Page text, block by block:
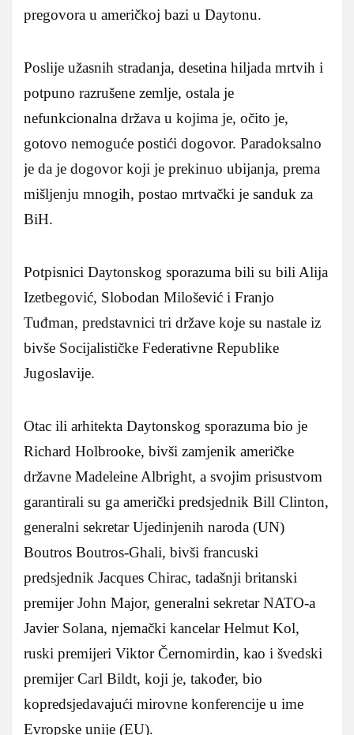
pregovora u američkoj bazi u Daytonu.
Poslije užasnih stradanja, desetina hiljada mrtvih i
potpuno razrušene zemlje, ostala je
nefunkcionalna država u kojima je, očito je,
gotovo nemoguće postići dogovor. Paradoksalno
je da je dogovor koji je prekinuo ubijanja, prema
mišljenju mnogih, postao mrtvački je sanduk za
BiH.
Potpisnici Daytonskog sporazuma bili su bili Alija
Izetbegović, Slobodan Milošević i Franjo
Tuđman, predstavnici tri države koje su nastale iz
bivše Socijalističke Federativne Republike
Jugoslavije.
Otac ili arhitekta Daytonskog sporazuma bio je
Richard Holbrooke, bivši zamjenik američke
državne Madeleine Albright, a svojim prisustvom
garantirali su ga američki predsjednik Bill Clinton,
generalni sekretar Ujedinjenih naroda (UN)
Boutros Boutros-Ghali, bivši francuski
predsjednik Jacques Chirac, tadašnji britanski
premijer John Major, generalni sekretar NATO-a
Javier Solana, njemački kancelar Helmut Kol,
ruski premijeri Viktor Černomirdin, kao i švedski
premijer Carl Bildt, koji je, također, bio
kopredsjedavajući mirovne konferencije u ime
Evropske unije (EU).